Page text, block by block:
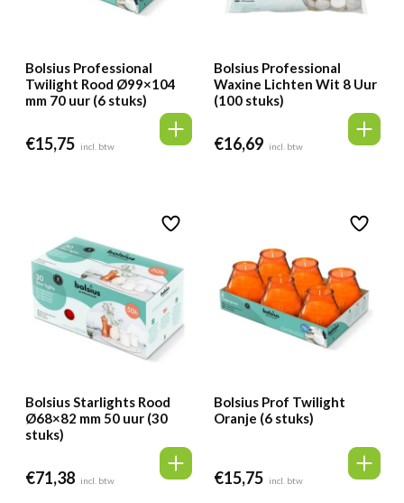
Bolsius Professional
Twilight Rood Ø99×104
mm 70 uur (6 stuks)
€15,75 incl. btw
Bolsius Professional
Waxine Lichten Wit 8 Uur
(100 stuks)
€16,69 incl. btw
Bolsius Starlights Rood
Ø68×82 mm 50 uur (30
stuks)
€71,38 incl. btw
Bolsius Prof Twilight
Oranje (6 stuks)
€15,75 incl. btw